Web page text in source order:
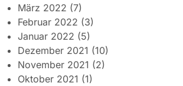
März 2022 (7)
Februar 2022 (3)
Januar 2022 (5)
Dezember 2021 (10)
November 2021 (2)
Oktober 2021 (1)